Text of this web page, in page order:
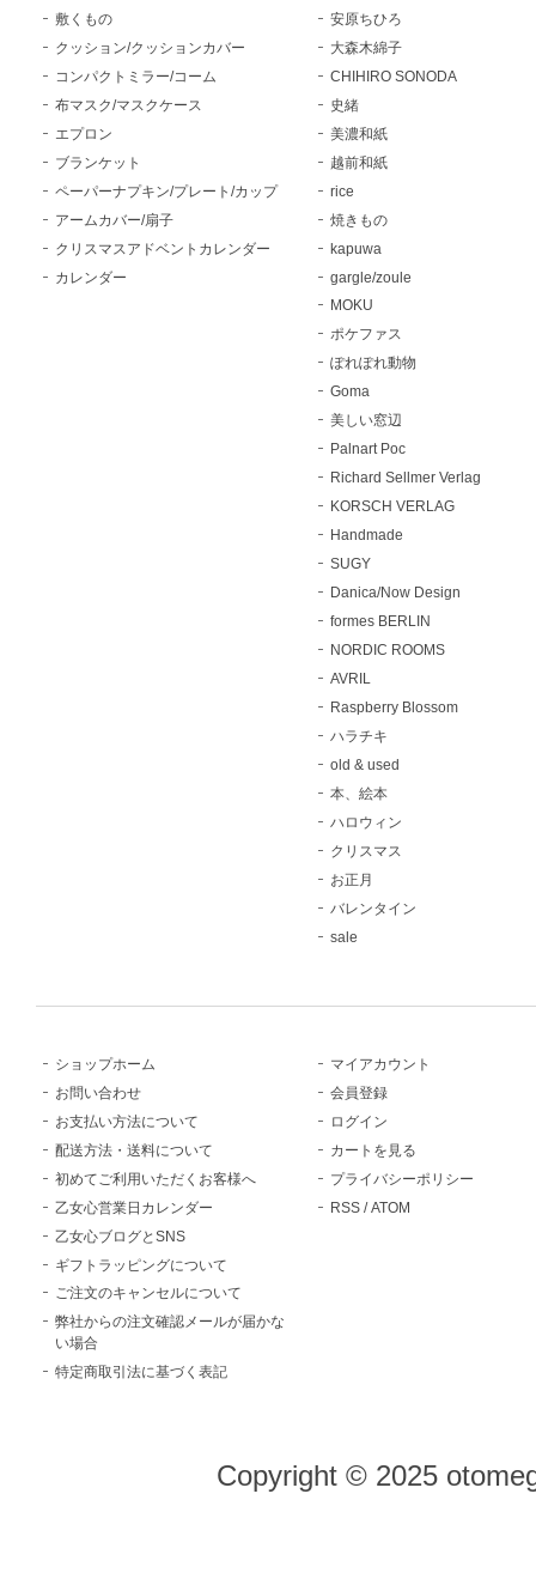
敷くもの
クッション/クッションカバー
コンパクトミラー/コーム
布マスク/マスクケース
エプロン
ブランケット
ペーパーナプキン/プレート/カップ
アームカバー/扇子
クリスマスアドベントカレンダー
カレンダー
安原ちひろ
大森木綿子
CHIHIRO SONODA
史緒
美濃和紙
越前和紙
rice
焼きもの
kapuwa
gargle/zoule
MOKU
ポケファス
ぽれぽれ動物
Goma
美しい窓辺
Palnart Poc
Richard Sellmer Verlag
KORSCH VERLAG
Handmade
SUGY
Danica/Now Design
formes BERLIN
NORDIC ROOMS
AVRIL
Raspberry Blossom
ハラチキ
old & used
本、絵本
ハロウィン
クリスマス
お正月
バレンタイン
sale
ショップホーム
お問い合わせ
お支払い方法について
配送方法・送料について
初めてご利用いただくお客様へ
乙女心営業日カレンダー
乙女心ブログとSNS
ギフトラッピングについて
ご注文のキャンセルについて
弊社からの注文確認メールが届かな
い場合
特定商取引法に基づく表記
マイアカウント
会員登録
ログイン
カートを見る
プライバシーポリシー
RSS /ATOM
Copyright © 2025